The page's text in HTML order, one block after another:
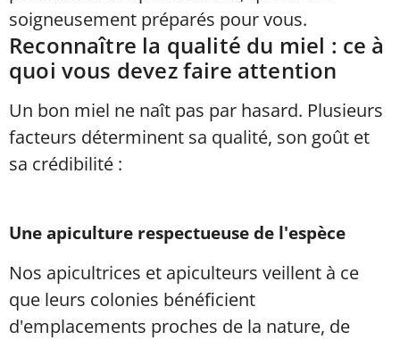
soigneusement préparés pour vous.
Reconnaître la qualité du miel : ce à
quoi vous devez faire attention
Un bon miel ne naît pas par hasard. Plusieurs
facteurs déterminent sa qualité, son goût et
sa crédibilité :
Une apiculture respectueuse de l'espèce
Nos apicultrices et apiculteurs veillent à ce
que leurs colonies bénéficient
d'emplacements proches de la nature, de